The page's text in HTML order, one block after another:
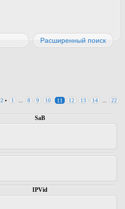
Расширенный поиск
• 1 8 9 10 11 12 13 14 22
SaB
IPVid